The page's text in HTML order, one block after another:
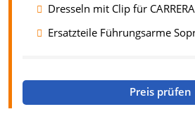
Dresseln mit Clip für
Ersatzteile Führungsarme
Preis prüfen